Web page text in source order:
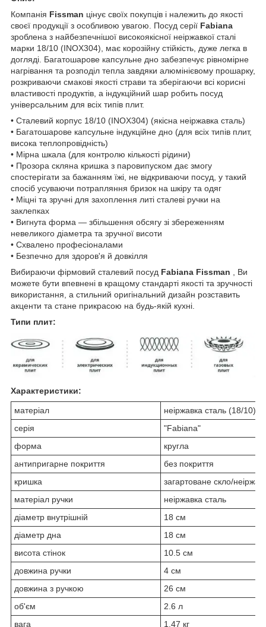
Компанія Fissman цінує своїх покупців і належить до якості
своєї продукції з особливою увагою. Посуд серії Fabiana
зроблена з найбезпечнішої високоякісної неіржавкої сталі
марки 18/10 (INOX304), має корозійну стійкість, дуже легка в
догляді. Багатошарове капсульне дно забезпечує рівномірне
нагрівання та розподіл тепла завдяки алюмінієвому прошарку,
розкриваючи смакові якості страви та зберігаючи всі корисні
властивості продуктів, а індукційний шар робить посуд
універсальним для всіх типів плит.
• Сталевий корпус 18/10 (INOX304) (якісна неіржавка сталь)
• Багатошарове капсульне індукційне дно (для всіх типів плит,
висока теплопровідність)
• Мірна шкала (для контролю кількості рідини)
• Прозора скляна кришка з паровипуском дає змогу
спостерігати за бажанням їжі, не відкриваючи посуд, у такий
спосіб усуваючи потрапляння бризок на шкіру та одяг
• Міцні та зручні для захоплення литі сталеві ручки на
заклепках
• Вигнута форма — збільшення обсягу зі збереженням
невеликого діаметра та зручної висоти
• Схвалено професіоналами
• Безпечно для здоров'я й довкілля
Вибираючи фірмовий сталевий посуд Fabiana Fissman , Ви
можете бути впевнені в кращому стандарті якості та зручності
використання, а стильний оригінальний дизайн розставить
акценти та стане прикрасою на будь-якій кухні.
Типи плит:
Характеристики:
матеріал неіржавка сталь (18/10)
серія
"Fabiana"
форма
кругла
антипригарне покриття
без покриття
кришка
загартоване скло/
матеріал ручки
неіржавка сталь
діаметр внутрішній
18 см
діаметр дна
18 см
висота стінок
10.5 см
довжина ручки
4 см
довжина з ручкою
26 см
об'єм
2.6 л
вага
1.47 кг